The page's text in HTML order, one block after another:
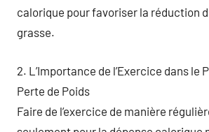
calorique pour favoriser la réduction
grasse.
2. L’Importance de l’Exercice dans le
Perte de Poids
Faire de l’exercice de manière